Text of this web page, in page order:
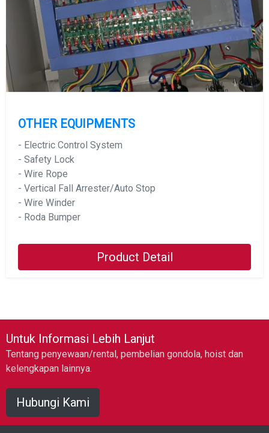
OTHER EQUIPMENTS
- Electric Control System
- Safety Lock
- Wire Rope
- Vertical Fall Arrester/Auto Stop
- Wire Winder
- Roda Bumper
Product Detail
Untuk Informasi Lebih Lanjut
Tentang penyewaan/rental, pembelian gondola, hoist dan
kelengkapan lainnya.
Hubungi Kami